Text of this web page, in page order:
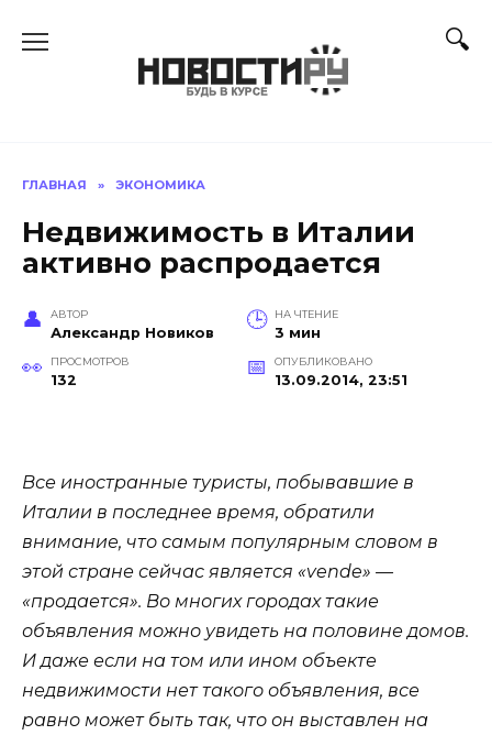
ГЛАВНАЯ » ЭКОНОМИКА
Недвижимость в Италии
активно распродается
АВТОР
Александр Новиков
НА ЧТЕНИЕ
3 мин
ПРОСМОТРОВ
132
ОПУБЛИКОВАНО
13.09.2014, 23:51
Все иностранные туристы, побывавшие в
Италии в последнее время, обратили
внимание, что самым популярным словом в
этой стране сейчас является «vende» —
«продается». Во многих городах такие
объявления можно увидеть на половине домов.
И даже если на том или ином объекте
недвижимости нет такого объявления, все
равно может быть так, что он выставлен на